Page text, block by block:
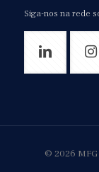
Siga-nos na rede
© 2026 MFG